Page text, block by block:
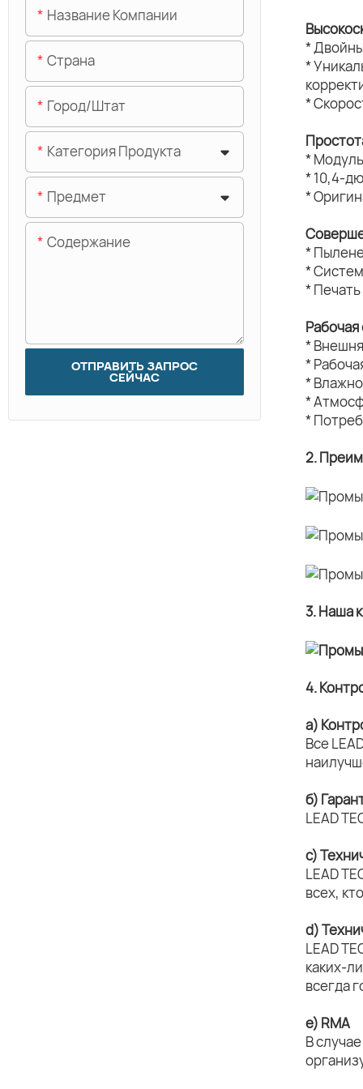
*
*
*
*
* 10,4-
*
*
*
*
Рабочая
*
*
*
*
*
2.
3. Наша
4.
а)
Все
б)
LEAD
c)
LEAD
всех,
d)
LEAD
каких-
всегда
e) RMA
В
Название Компании
Страна
Город/штат
Категория Продукта
Предмет
Содержание
ОТПРАВИТЬ ЗАПРОС
СЕЙЧАС